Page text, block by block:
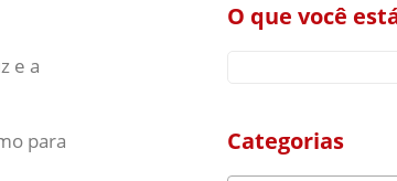
O que você
Categorias
e a
para